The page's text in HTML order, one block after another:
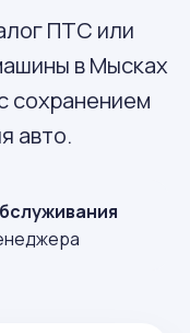
ПТС или
в Мысках
сохранением
авто.